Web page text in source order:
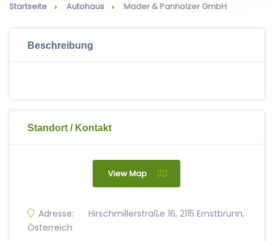
Startseite Autohaus Mader & Panholzer GmbH
Beschreibung
Standort / Kontakt
View Map
Adresse:
Hirschmillerstraße 16, 2115 Ernstbrunn,
Österreich